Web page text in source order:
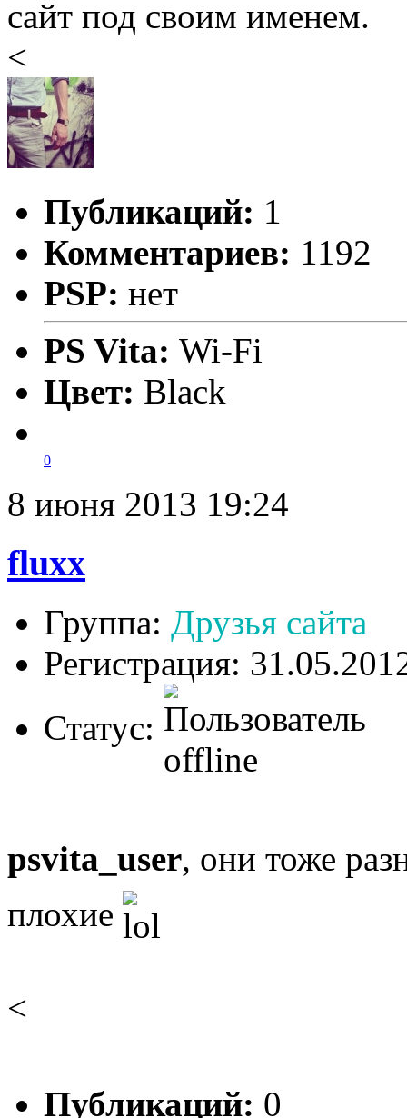
сайт под своим именем.
<
Публикаций: 1
Комментариев: 1192
PSP: нет
PS Vita: Wi-Fi
Цвет: Black
0
8 июня 2013 19:24
fluxx
Группа: Друзья сайта
Регистрация:
Статус:
psvita_user, они тоже
плохие
<
Публикаций: 0